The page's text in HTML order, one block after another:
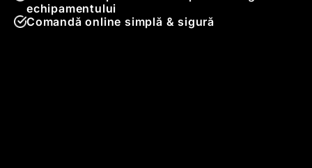
echipamentului
Comandă online simplă & sigură